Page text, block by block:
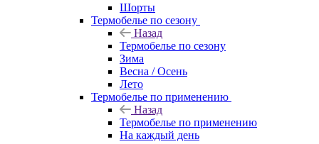
Шорты
Термобелье по сезону
Назад
Термобелье по сезону
Зима
Весна / Осень
Лето
Термобелье по применению
Назад
Термобелье по применению
На каждый день